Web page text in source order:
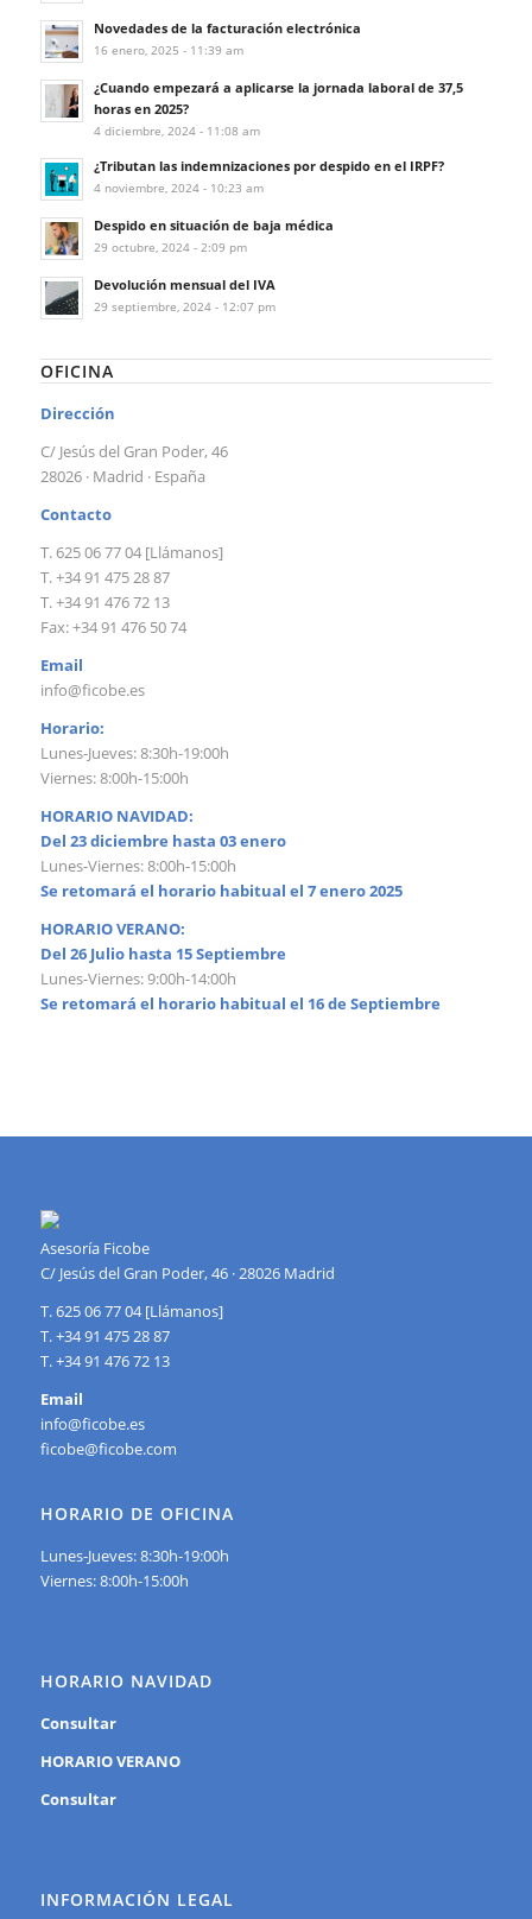
Novedades de la facturación electrónica
16 enero, 2025 - 11:39 am
¿Cuando empezará a aplicarse la jornada laboral de 37,5
horas en 2025?
4 diciembre, 2024 - 11:08 am
¿Tributan las indemnizaciones por despido en el IRPF?
4 noviembre, 2024 - 10:23 am
Despido en situación de baja médica
29 octubre, 2024 - 2:09 pm
Devolución mensual del IVA
29 septiembre, 2024 - 12:07 pm
OFICINA
Dirección
C/ Jesús del Gran Poder, 46
28026 · Madrid · España
Contacto
T. 625 06 77 04 [Llámanos]
T. +34 91 475 28 87
T. +34 91 476 72 13
Fax: +34 91 476 50 74
Email
info@ficobe.es
Horario:
Lunes-Jueves: 8:30h-19:00h
Viernes: 8:00h-15:00h
HORARIO NAVIDAD:
Del 23 diciembre hasta 03 enero
Lunes-Viernes: 8:00h-15:00h
Se retomará el horario habitual el 7 enero 2025
HORARIO VERANO:
Del 26 Julio hasta 15 Septiembre
Lunes-Viernes: 9:00h-14:00h
Se retomará el horario habitual el 16 de Septiembre
Asesoría Ficobe
C/ Jesús del Gran Poder, 46 · 28026 Madrid
T. 625 06 77 04 [Llámanos]
T. +34 91 475 28 87
T. +34 91 476 72 13
Email
info@ficobe.es
ficobe@ficobe.com
HORARIO DE OFICINA
Lunes-Jueves: 8:30h-19:00h
Viernes: 8:00h-15:00h
HORARIO NAVIDAD
Consultar
HORARIO VERANO
Consultar
INFORMACIÓN LEGAL